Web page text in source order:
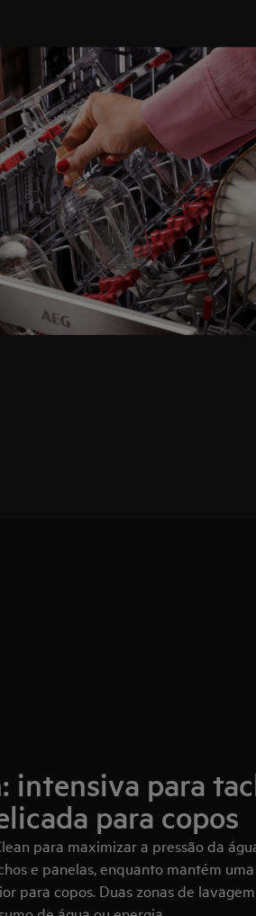
intensiva para
para copos
para maximizar a pressão da
e panelas, enquanto mantém
para copos. Duas zonas de